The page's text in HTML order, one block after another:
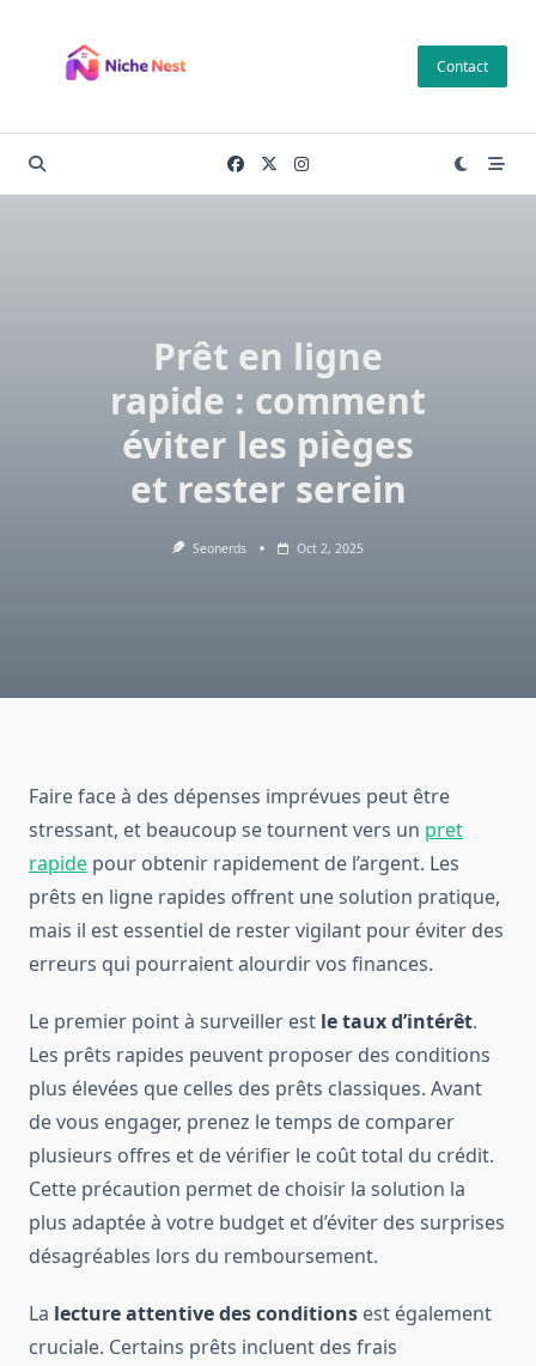
content
Contact
Prêt en ligne
rapide : comment
éviter les pièges
et rester serein
Seonerds Oct 2, 2025
Faire face à des dépenses imprévues peut être
stressant, et beaucoup se tournent vers un pret
rapide pour obtenir rapidement de l’argent. Les
prêts en ligne rapides offrent une solution pratique,
mais il est essentiel de rester vigilant pour éviter des
erreurs qui pourraient alourdir vos finances.
Le premier point à surveiller est le taux d’intérêt.
Les prêts rapides peuvent proposer des conditions
plus élevées que celles des prêts classiques. Avant
de vous engager, prenez le temps de comparer
plusieurs offres et de vérifier le coût total du crédit.
Cette précaution permet de choisir la solution la
plus adaptée à votre budget et d’éviter des surprises
désagréables lors du remboursement.
La lecture attentive des conditions est également
cruciale. Certains prêts incluent des frais